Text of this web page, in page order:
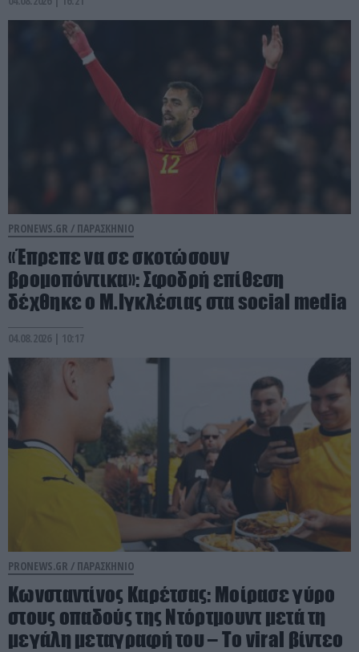
PRONEWS.GR / ΠΑΡΑΣΚΗΝΙΟ
«Έπρεπε να σε σκοτώσουν
βρομοπόντικα»: Σφοδρή επίθεση
δέχθηκε ο Μ.Ιγκλέσιας στα social media
04.08.2026 | 10:17
PRONEWS.GR / ΠΑΡΑΣΚΗΝΙΟ
Κωνσταντίνος Καρέτσας: Μοίρασε γύρο
στους οπαδούς της Ντόρτμουντ μετά τη
μεγάλη μεταγραφή του – Το viral βίντεο